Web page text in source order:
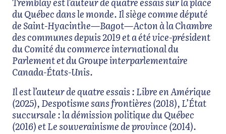
du Québec dans le monde. Il siège comme député
de Saint-Hyacinthe—Bagot—Acton à la Chambre
des communes depuis 2019 et a été vice-président
du Comité du commerce international du
Parlement et du Groupe interparlementaire
Canada-États-Unis.
Il est l’auteur de quatre essais : Libre en Amérique
(2025), Despotisme sans frontières (2018), L’État
succursale : la démission politique du Québec
(2016) et Le souverainisme de province (2014).